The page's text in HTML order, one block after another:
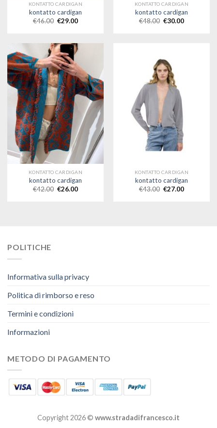
KONTATTO CARDIGAN
kontatto cardigan
€46.00 €29.00
KONTATTO CARDIGAN
kontatto cardigan
€48.00 €30.00
KONTATTO CARDIGAN
kontatto cardigan
€42.00 €26.00
KONTATTO CARDIGAN
kontatto cardigan
€43.00 €27.00
POLITICHE
Informativa sulla privacy
Politica di rimborso e reso
Termini e condizioni
Informazioni
METODO DI PAGAMENTO
Copyright 2026 © www.stradadifrancesco.it